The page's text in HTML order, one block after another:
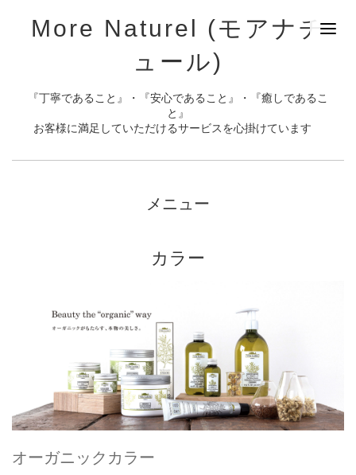
More Naturel (モアナチ
ュール)
『丁寧であること』・『安心であること』・『癒しであるこ
と』
お客様に満足していただけるサービスを心掛けています
メニュー
カラー
オーガニックカラー